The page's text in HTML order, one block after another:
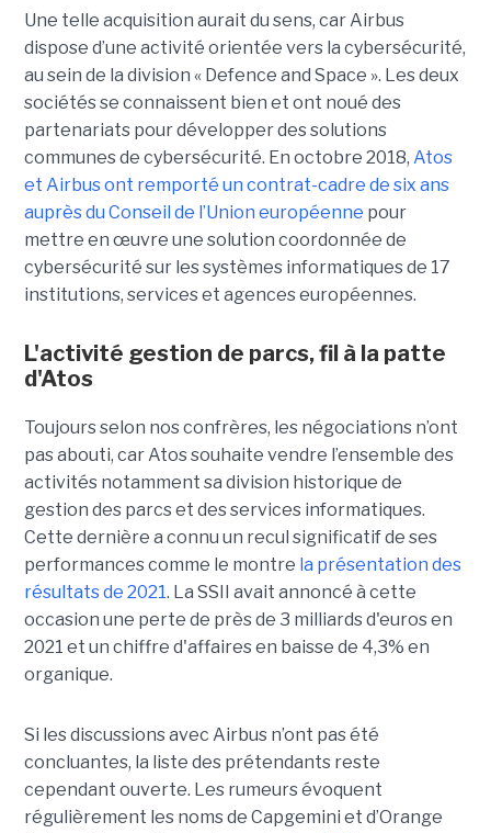
Une telle acquisition aurait du sens, car Airbus
dispose d’une activité orientée vers la cybersécurité,
au sein de la division « Defence and Space ». Les deux
sociétés se connaissent bien et ont noué des
partenariats pour développer des solutions
communes de cybersécurité. En octobre 2018, Atos
et Airbus ont remporté un contrat-cadre de six ans
auprès du Conseil de l’Union européenne pour
mettre en œuvre une solution coordonnée de
cybersécurité sur les systèmes informatiques de 17
institutions, services et agences européennes.
L'activité gestion de parcs, fil à la patte
d'Atos
Toujours selon nos confrères, les négociations n’ont
pas abouti, car Atos souhaite vendre l’ensemble des
activités notamment sa division historique de
gestion des parcs et des services informatiques.
Cette dernière a connu un recul significatif de ses
performances comme le montre la présentation des
résultats de 2021. La SSII avait annoncé à cette
occasion une perte de près de 3 milliards d'euros en
2021 et un chiffre d'affaires en baisse de 4,3% en
organique.
Si les discussions avec Airbus n’ont pas été
concluantes, la liste des prétendants reste
cependant ouverte. Les rumeurs évoquent
régulièrement les noms de Capgemini et d’Orange